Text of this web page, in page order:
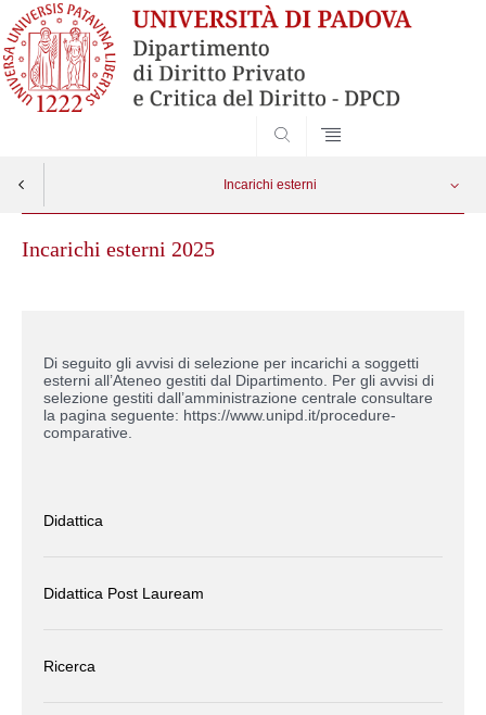
Incarichi esterni
Incarichi esterni 2025
Di seguito gli avvisi di selezione per incarichi a soggetti
esterni all’Ateneo gestiti dal Dipartimento. Per gli avvisi di
selezione gestiti dall’amministrazione centrale consultare
la pagina seguente: https://www.unipd.it/procedure-
comparative.
Didattica
Didattica Post Lauream
Ricerca